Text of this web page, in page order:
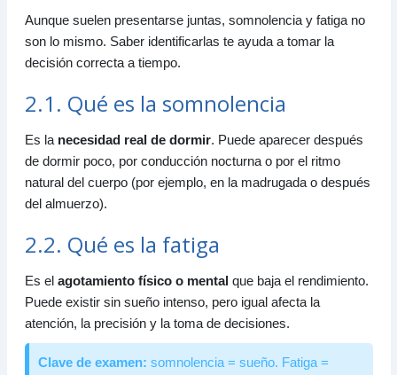
Aunque suelen presentarse juntas, somnolencia y fatiga no
son lo mismo. Saber identificarlas te ayuda a tomar la
decisión correcta a tiempo.
2.1. Qué es la somnolencia
Es la necesidad real de dormir. Puede aparecer después
de dormir poco, por conducción nocturna o por el ritmo
natural del cuerpo (por ejemplo, en la madrugada o después
del almuerzo).
2.2. Qué es la fatiga
Es el agotamiento físico o mentalque baja el rendimiento.
Puede existir sin sueño intenso, pero igual afecta la
atención, la precisión y la toma de decisiones.
Clave de examen: somnolencia = sueño. Fatiga =